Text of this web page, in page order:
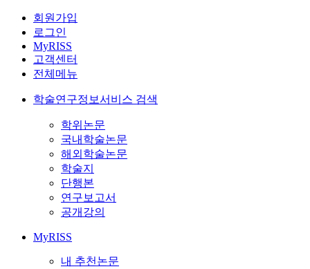
회원가입
로그인
MyRISS
고객센터
전체메뉴
학술연구정보서비스 검색
학위논문
국내학술논문
해외학술논문
학술지
단행본
연구보고서
공개강의
MyRISS
내 추천논문